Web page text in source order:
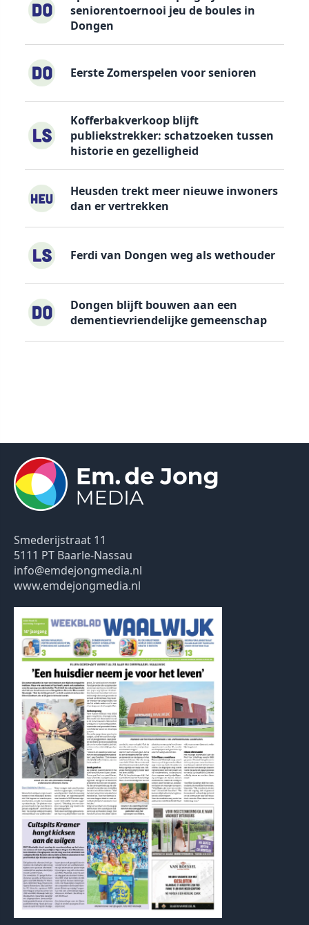
seniorentoernooi jeu de boules in
Dongen
Eerste Zomerspelen voor senioren
Kofferbakverkoop blijft
publiekstrekker: schatzoeken tussen
historie en gezelligheid
Heusden trekt meer nieuwe inwoners
dan er vertrekken
Ferdi van Dongen weg als wethouder
Dongen blijft bouwen aan een
dementievriendelijke gemeenschap
Smederijstraat 11
5111 PT Baarle-Nassau
info@emdejongmedia.nl
www.emdejongmedia.nl